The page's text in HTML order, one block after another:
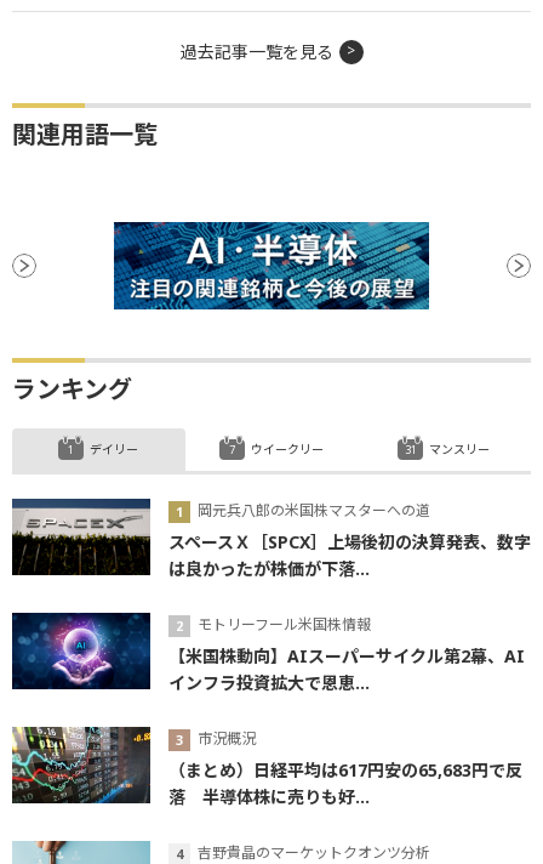
過去記事一覧を見る
関連用語一覧
ランキング
デイリー
岡元兵八郎の米国株マスターへの道
スペースＸ［SPCX］上場後初の決算発表、数字
は良かったが株価が下落...
モトリーフール米国株情報
【米国株動向】AIスーパーサイクル第2幕、AI
インフラ投資拡大で恩恵...
市況概況
（まとめ）日経平均は617円安の65,683円で反
落 半導体株に売りも好...
吉野貴晶のマーケットクオンツ分析
ウイークリー マンスリー